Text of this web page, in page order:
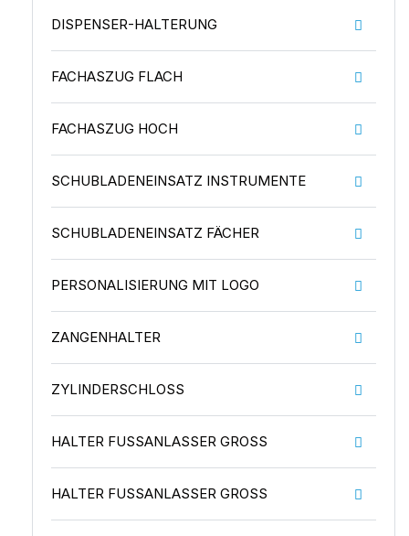
DISPENSER-HALTERUNG
FACHASZUG FLACH
FACHASZUG HOCH
SCHUBLADENEINSATZ INSTRUMENTE
SCHUBLADENEINSATZ FÄCHER
PERSONALISIERUNG MIT LOGO
ZANGENHALTER
ZYLINDERSCHLOSS
HALTER FUSSANLASSER GROSS
HALTER FUSSANLASSER GROSS